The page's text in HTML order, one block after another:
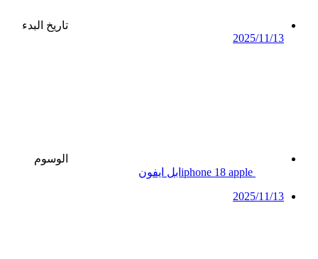
تاريخ البدء
2025/11/13
الوسوم
apple
iphone 18 ابل ايفون
2025/11/13